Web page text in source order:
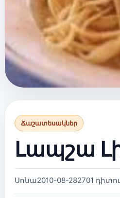
Ճաշատեսակներ
Լապշա
Սոնա2010-08-282701